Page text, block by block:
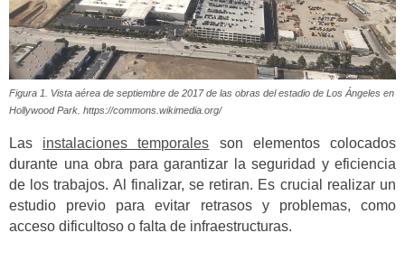
Figura 1. Vista aérea de septiembre de 2017 de las obras del estadio de Los Ángeles en
Hollywood Park. https://commons.wikimedia.org/
Las instalaciones temporales son elementos colocados
durante una obra para garantizar la seguridad y eficiencia
de los trabajos. Al finalizar, se retiran. Es crucial realizar un
estudio previo para evitar retrasos y problemas, como
acceso dificultoso o falta de infraestructuras.